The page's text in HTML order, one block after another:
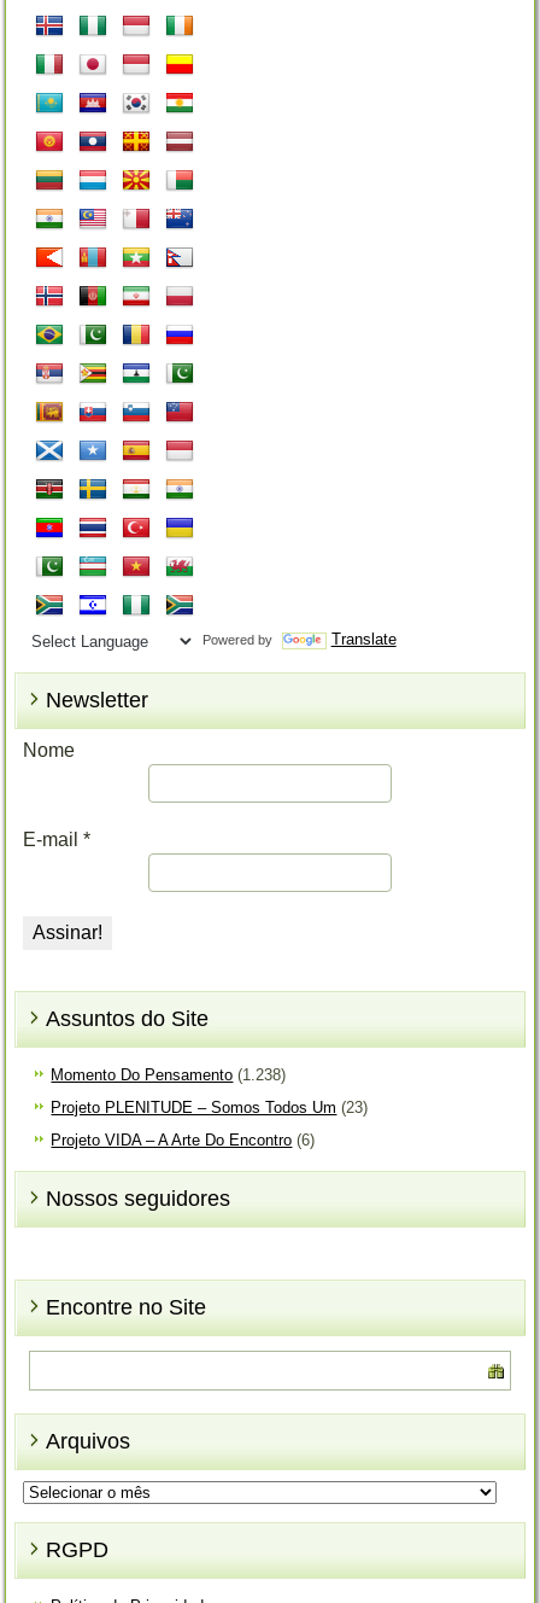
Powered by Translate
Newsletter
Nome
E-mail*
Assuntos do Site
Momento Do Pensamento (1.238)
Projeto PLENITUDE – Somos Todos Um (23)
Projeto VIDA – A Arte Do Encontro (6)
Nossos seguidores
Encontre no Site
Arquivos
Arquivos
RGPD